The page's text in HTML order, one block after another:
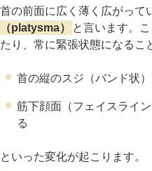
首の前面に広く薄く広がって
（platysma）
と言います。
たり、常に緊張状態になるこ
首の縦のスジ（バンド状
筋下顔面（フェイスライ
る
といった変化が起こります。